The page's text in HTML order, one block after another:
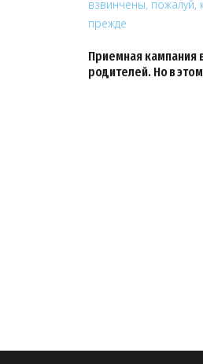
Приемная кампания
родителей. Но в